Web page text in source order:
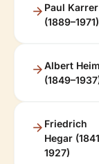
Paul Karrer
(1889–1971)
Albert Heim
Friedrich
Hegar
1927)